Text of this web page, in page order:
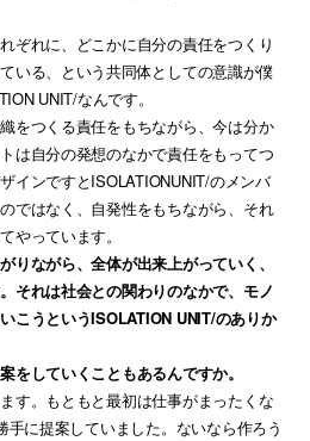
ぞれに、どこかに自分の責任をつくり
いる、という共同体としての意識が僕
UNIT/なんです。
をつくる責任をもちながら、今は分か
は自分の発想のなかで責任をもってつ
インですとISOLATIONUNIT/のメンバ
ではなく、自発性をもちながら、それ
やっています。
りながら、全体が出来上がっていく、
それは社会との関わりのなかで、モノ
こうというISOLATION UNIT/のありか
をしていくこともあるんですか。
す。もともと最初は仕事がまったくな
に提案していました。ないなら作ろう